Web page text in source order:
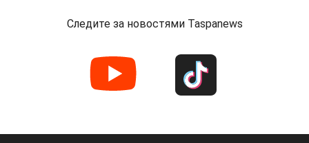
Следите за новостями Taspanews